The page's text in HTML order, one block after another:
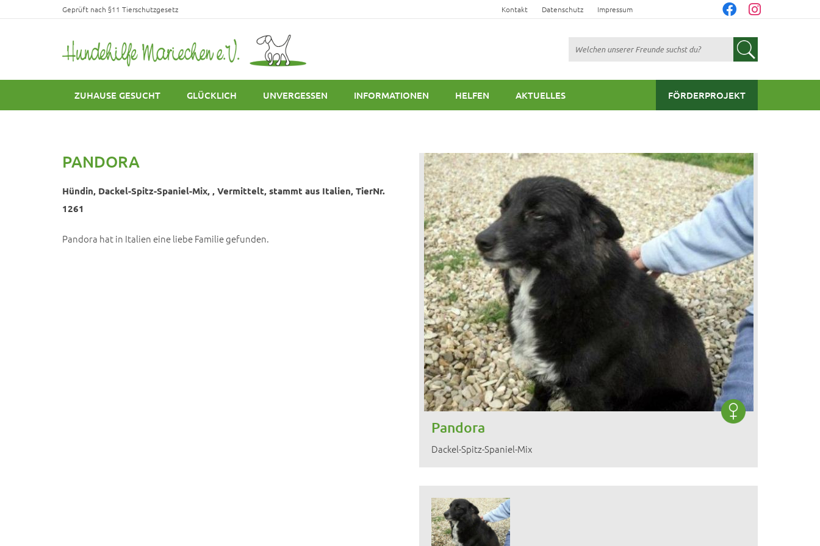
Geprüft nach §11 Tierschutzgesetz Kontakt Datenschutz Impressum
Suchen
ZUHAUSE GESUCHT GLÜCKLICH UNVERGESSEN INFORMATIONEN HELFEN AKTUELLES FÖRDERPROJEKT
PANDORA
Hündin, Dackel-Spitz-Spaniel-Mix, , Vermittelt, stammt aus Italien, TierNr.
1261
Pandora hat in Italien eine liebe Familie gefunden.
Pandora
Dackel-Spitz-Spaniel-Mix